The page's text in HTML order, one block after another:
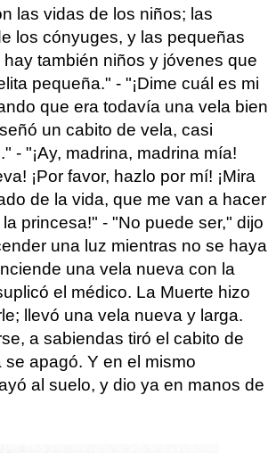
las vidas de los niños; las
los cónyuges, y las pequeñas
también niños y jóvenes que
pequeña." - "¡Dime cuál es mi
que era todavía una vela bien
un cabito de vela, casi
- "¡Ay, madrina, madrina mía!
¡Por favor, hazlo por mí! ¡Mira
de la vida, que me van a hacer
princesa!" - "No puede ser," dijo
una luz mientras no se haya
una vela nueva con la
el médico. La Muerte hizo
llevó una vela nueva y larga.
a sabiendas tiró el cabito de
apagó. Y en el mismo
al suelo, y dio ya en manos de